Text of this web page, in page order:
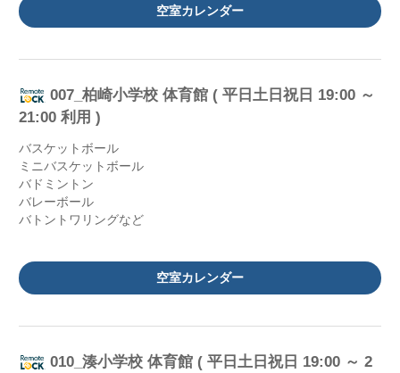
空室カレンダー
007_柏崎小学校 体育館 ( 平日土日祝日 19:00 ～
21:00 利用 )
バスケットボール
ミニバスケットボール
バドミントン
バレーボール
バトントワリングなど
空室カレンダー
010_湊小学校 体育館 ( 平日土日祝日 19:00 ～ 2